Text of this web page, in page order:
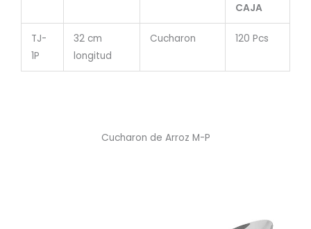
CAJA
TJ-
1P
32 cm
longitud
Cucharon 120 Pcs
Cucharon de Arroz M-P